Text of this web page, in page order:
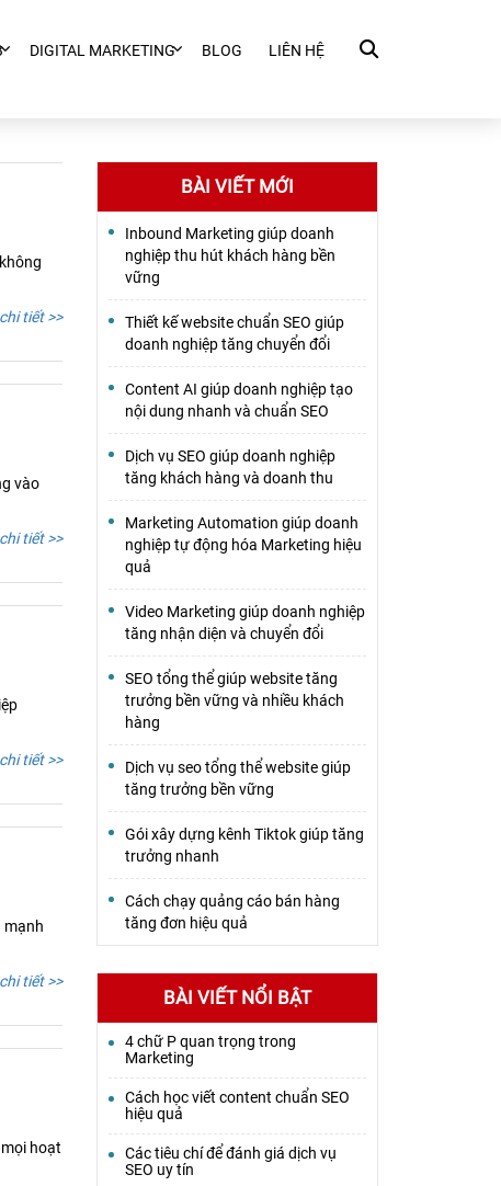
DIGITAL MARKETING BLOG LIÊN HỆ
tiết >>
vào
tiết >>
tiết >>
mạnh
tiết >>
hoạt
BÀI VIẾT MỚI
Inbound Marketing giúp doanh
nghiệp thu hút khách hàng bền
vững
Thiết kế website chuẩn SEO giúp
doanh nghiệp tăng chuyển đổi
Content AI giúp doanh nghiệp tạo
nội dung nhanh và chuẩn SEO
Dịch vụ SEO giúp doanh nghiệp
tăng khách hàng và doanh thu
Marketing Automation giúp doanh
nghiệp tự động hóa Marketing hiệu
quả
Video Marketing giúp doanh nghiệp
tăng nhận diện và chuyển đổi
SEO tổng thể giúp website tăng
trưởng bền vững và nhiều khách
hàng
Dịch vụ seo tổng thể website giúp
tăng trưởng bền vững
Gói xây dựng kênh Tiktok giúp tăng
trưởng nhanh
Cách chạy quảng cáo bán hàng
tăng đơn hiệu quả
BÀI VIẾT NỔI BẬT
4 chữ P quan trọng trong
Marketing
Cách học viết content chuẩn SEO
hiệu quả
Các tiêu chí để đánh giá dịch vụ
SEO uy tín